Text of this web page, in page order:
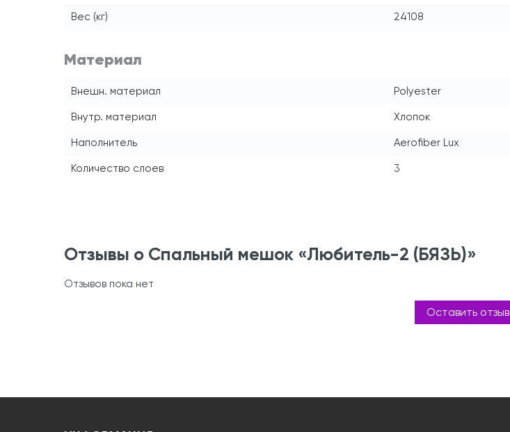
Вес (кг) 24108
Материал
Внешн. материал Polyester
Внутр. материал Хлопок
Наполнитель Aerofiber Lux
Количество слоев 3
Отзывы о Спальный мешок «Любитель-2 (БЯЗЬ)»
Отзывов пока нет
Оставить отзыв